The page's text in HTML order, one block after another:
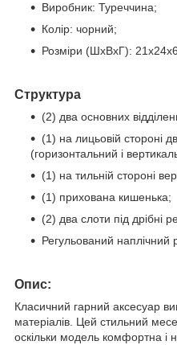
Виробник: Туреччина;
Колір: чорний;
Розміри (ШхВхГ):
Структура
(2) два основних
(1) на лицьовій стороні
(горизонтальний і
(1) на тильній стороні
(1) прихована кишенька;
(2) два слоти під дрібні
Регульований наплічний
Опис:
Класичний гарний аксесуар
матеріалів. Цей стильний
оскільки модель комфортна і